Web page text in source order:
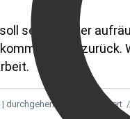
sein Zimmer
Mama
durchgehend farbig illus­triert